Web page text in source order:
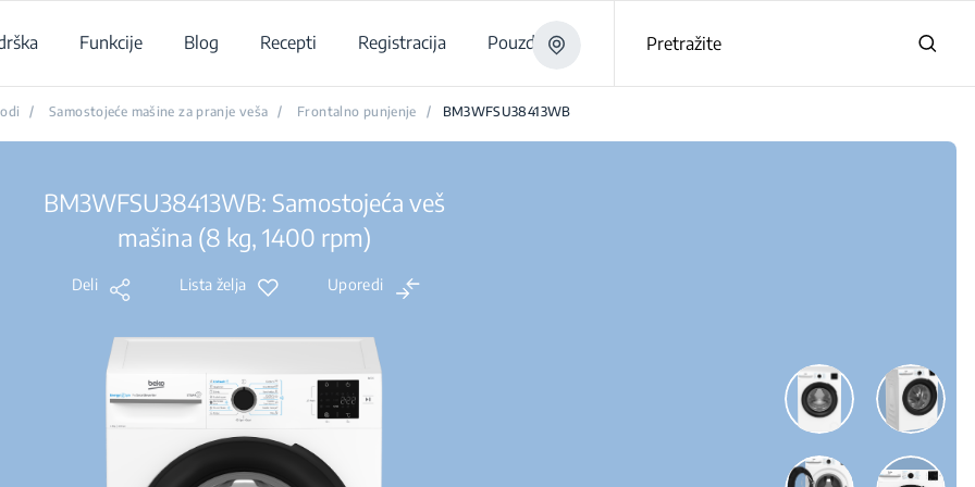
Funkcije Blog Recepti Registracija Pouzdano Pretražite
/ Samostojeće mašine za pranje veša / Frontalno punjenje / BM3WFSU38413WB
BM3WFSU38413WB: Samostojeća veš
mašina (8 kg, 1400 rpm)
Deli Lista želja Uporedi